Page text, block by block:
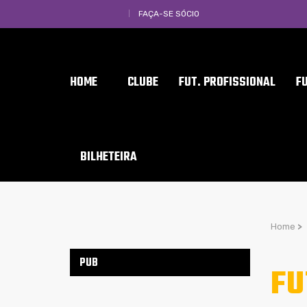
FAÇA-SE SÓCIO
HOME CLUBE FUT. PROFISSIONAL
BILHETEIRA
Home >
PUB